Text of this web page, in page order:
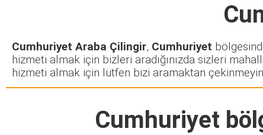
Cumhuriyet Araba Çilingir, Cumhuriyet
hizmeti almak için bizleri aradığınızda sizleri
hizmeti almak için lütfen bizi aramaktan
Cumhuriyet